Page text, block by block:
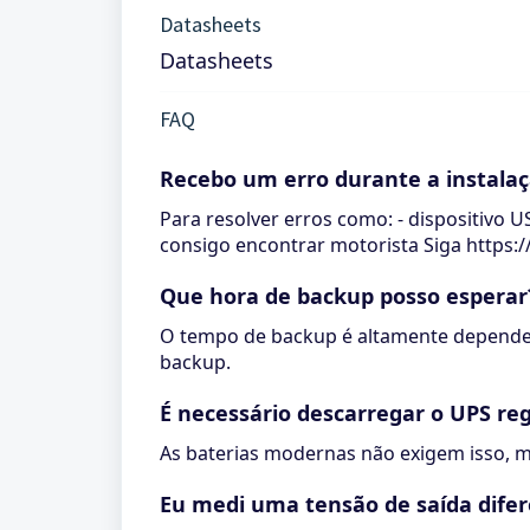
Datasheets
Datasheets
FAQ
Recebo um erro durante a
Para resolver erros como: - dispositivo
consigo encontrar motorista Siga
Que hora de backup posso
O tempo de backup é altamente
backup.
É necessário descarregar o UPS
As baterias modernas não exigem isso,
Eu medi uma tensão de saída